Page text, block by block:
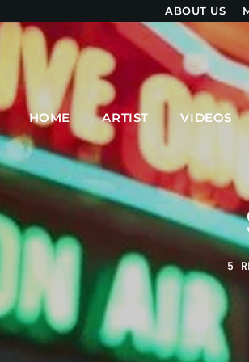
ABOUT US
HOME ARTIST VIDEOS
5